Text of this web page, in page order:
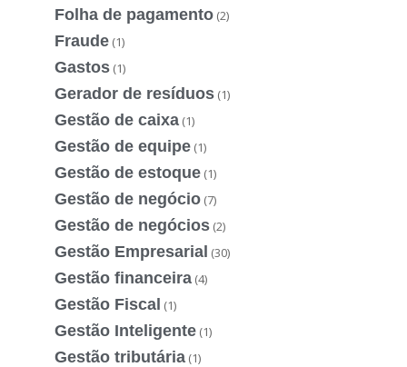
Folha de pagamento (2)
Fraude (1)
Gastos (1)
Gerador de resíduos (1)
Gestão de caixa (1)
Gestão de equipe (1)
Gestão de estoque (1)
Gestão de negócio (7)
Gestão de negócios (2)
Gestão Empresarial (30)
Gestão financeira (4)
Gestão Fiscal (1)
Gestão Inteligente (1)
Gestão tributária (1)